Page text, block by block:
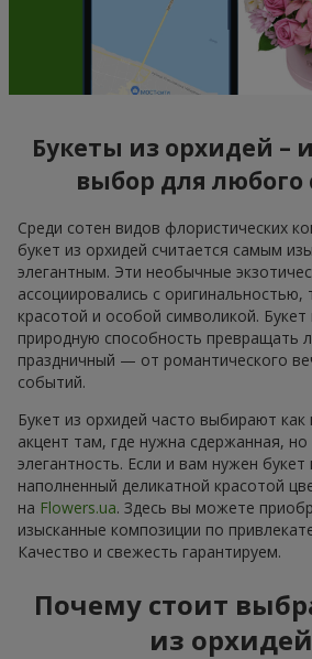
Букеты из орхидей –
выбор для любого
Среди сотен видов флористических
букет из орхидей считается самым
элегантным. Эти необычные
ассоциировались с оригинальностью,
красотой и особой символикой.
природную способность превращать
праздничный — от романтического
событий.
Букет из орхидей часто выбирают
акцент там, где нужна сдержанная,
элегантность. Если и вам нужен букет
наполненный деликатной красотой
на Flowers.ua. Здесь вы можете
изысканные композиции по
Качество и свежесть гарантируем.
Почему стоит
из